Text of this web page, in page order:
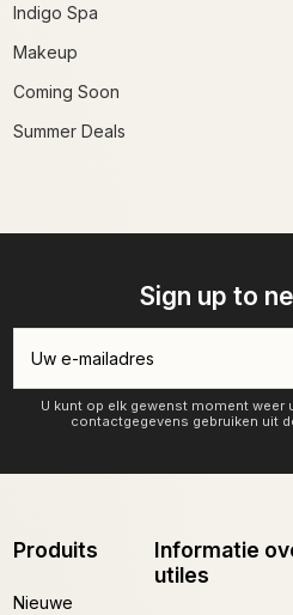
Indigo Spa
Makeup
Coming Soon
Summer Deals
Sign up to
U kunt op elk gewenst moment weer
contactgegevens gebruiken uit
Produits
Nieuwe
Informatie
utiles